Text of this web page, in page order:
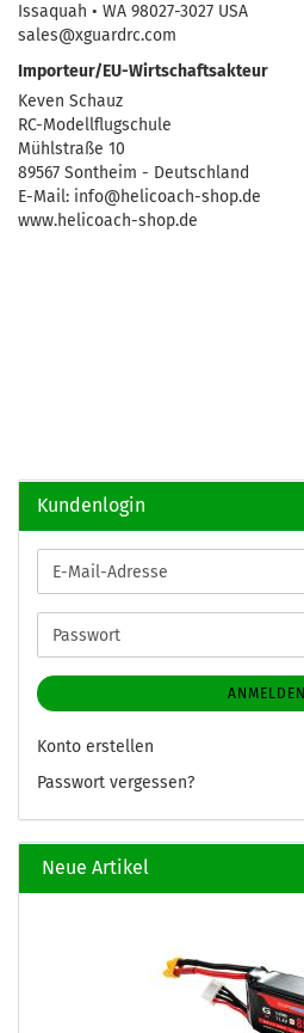
Issaquah • WA 98027-3027 USA
sales@xguardrc.com
Importeur/EU-Wirtschaftsakteur
Keven Schauz
RC-Modellflugschule
Mühlstraße 10
89567 Sontheim - Deutschland
E-Mail: info@helicoach-shop.de
www.helicoach-shop.de
Kundenlogin
E-
Mail-
Adresse
Passwort
ANMELDEN
Konto erstellen
Passwort vergessen?
Neue Artikel